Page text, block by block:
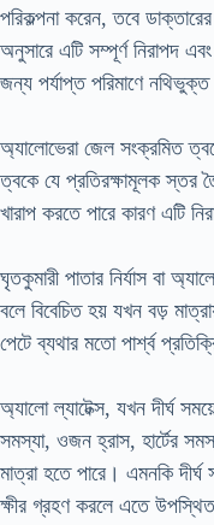
পরিকল্পনা করেন, তবে
অনুসারে এটি সম্পূর্ণ নিরাপদ
জন্য পর্যাপ্ত পরিমাণে
অ্যালোভেরা জেল সংক্রমিত
ত্বকে যে প্রতিরক্ষামূলক স্তর
খারাপ করতে পারে কারণ এটি
ঘৃতকুমারী পাতার নির্যাস বা
বলে বিবেচিত হয় যখন বড়
পেটে ব্যথার মতো পার্শ্ব
অ্যালো ল্যাটেক্স, যখন দীর্ঘ
সমস্যা, ওজন হ্রাস, হার্টের
মাত্রা হতে পারে। এমনকি
ক্ষীর গ্রহণ করলে এতে উপস্থিত